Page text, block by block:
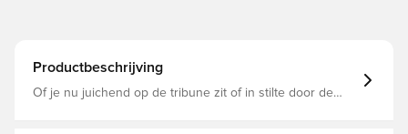
Productbeschrijving
Of je nu juichend op de tribune zit of in stilte door de